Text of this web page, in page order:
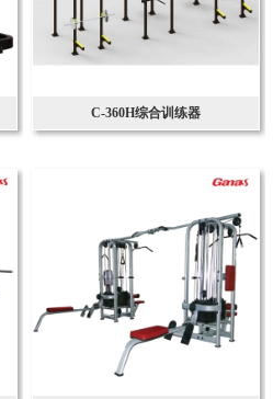
C-360H综合训练器